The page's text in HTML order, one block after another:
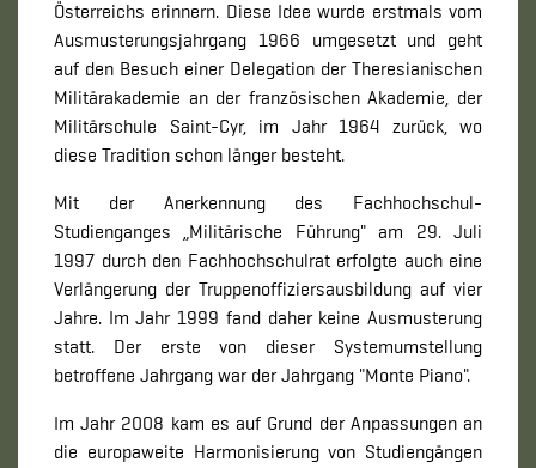
Österreichs erinnern. Diese Idee wurde erstmals vom
Ausmusterungsjahrgang 1966 umgesetzt und geht
auf den Besuch einer Delegation der Theresianischen
Militärakademie an der französischen Akademie, der
Militärschule Saint-Cyr, im Jahr 1964 zurück, wo
diese Tradition schon länger besteht.
Mit der Anerkennung des Fachhochschul-
Studienganges „Militärische Führung" am 29. Juli
1997 durch den Fachhochschulrat erfolgte auch eine
Verlängerung der Truppenoffiziersausbildung auf vier
Jahre. Im Jahr 1999 fand daher keine Ausmusterung
statt. Der erste von dieser Systemumstellung
betroffene Jahrgang war der Jahrgang "Monte Piano".
Im Jahr 2008 kam es auf Grund der Anpassungen an
die europaweite Harmonisierung von Studiengängen